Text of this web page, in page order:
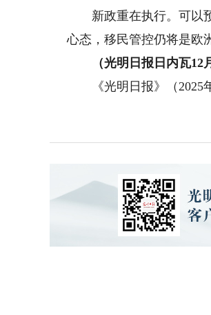
新政重在执行。可以预
心态，移民管控仍将是欧
（光明日报日内瓦12月
《光明日报》（2025年